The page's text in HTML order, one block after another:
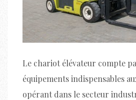
Le chariot élévateur compte
équipements indispensables
opérant dans le secteur